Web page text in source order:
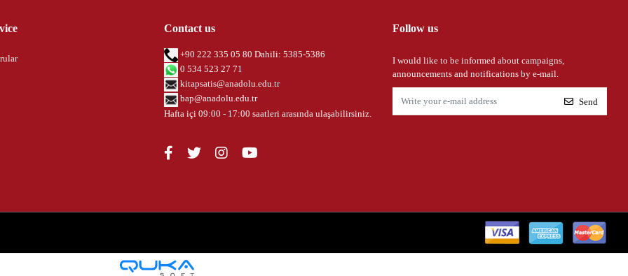
Contact us
+90 222 335 05 80 Dahili: 5385-5386
0 534 523 27 71
kitapsatis@anadolu.edu.tr
bap@anadolu.edu.tr
Hafta içi 09:00 - 17:00 saatleri arasında ulaşabilirsiniz.
Follow us
I would like to be informed about campaigns,
announcements and notifications by e-mail.
Send